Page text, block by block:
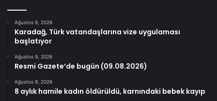
Ağustos 9, 2026
Karadağ, Türk vatandaşlarına vize uygulaması
başlatıyor
Ağustos 9, 2026
Resmi Gazete’de bugün (09.08.2026)
Ağustos 9, 2026
8 aylık hamile kadın öldürüldü, karnındaki bebek kayıp